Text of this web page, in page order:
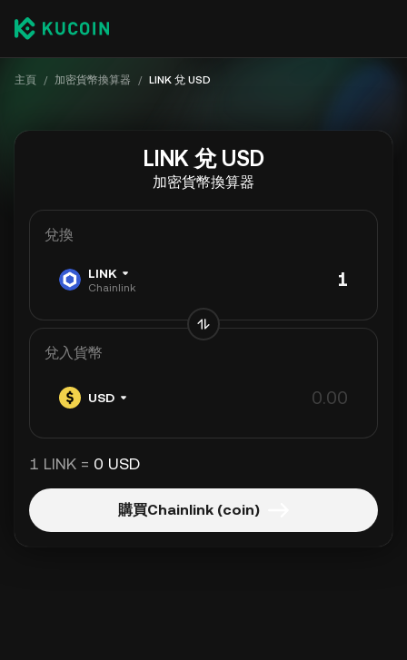
主頁 / 加密貨幣換算器 / LINK 兌 USD
LINK 兌 USD
加密貨幣換算器
兌換
LINK
Chainlink
兌入貨幣
USD
1 LINK = 0 USD
購買Chainlink (coin)